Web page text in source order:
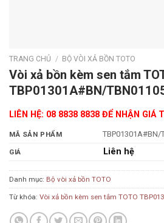
TRANG CHỦ / BỘ VÒI XẢ BỒN TOTO
Vòi xả bồn kèm sen tắm
TBP01301A#BN/
LIÊN HỆ: 08 8838 8838 ĐỂ NHẬN GIÁ
MÃ SẢN PHẨM TBP01301A#BN/
GIÁ Liên hệ
Danh mục: Bộ vòi xả bồn TOTO
Từ khóa: Vòi xả bồn kèm sen tắm TOTO